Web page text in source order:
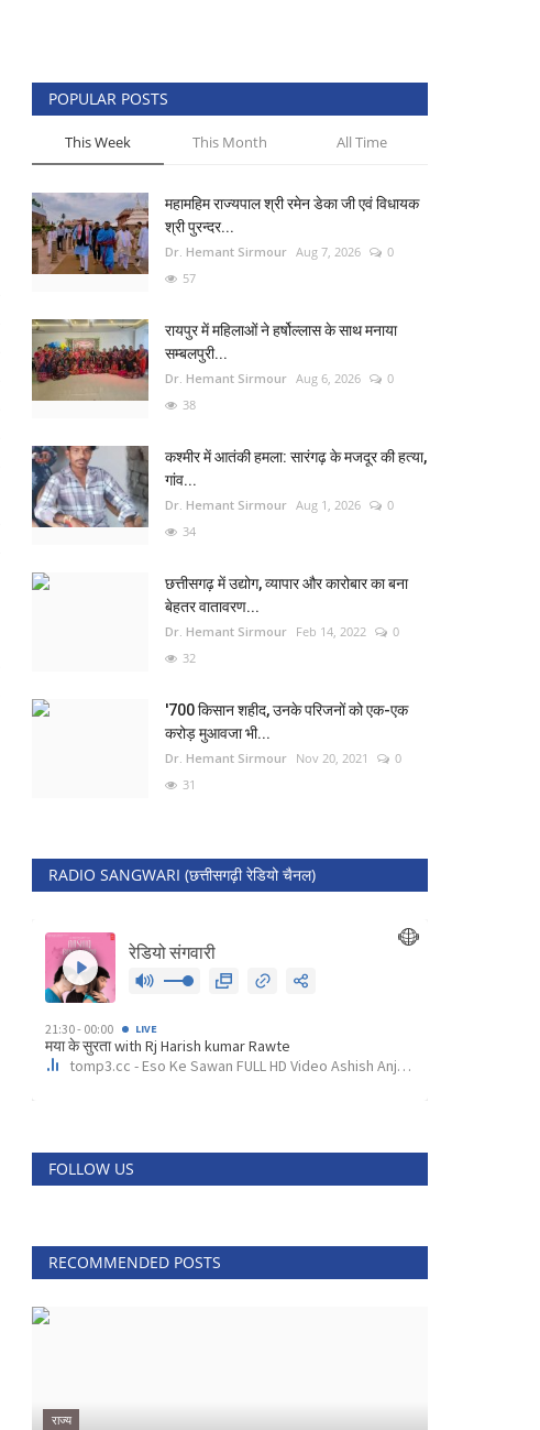
POPULAR POSTS
This Week This Month All Time
महामहिम राज्यपाल श्री रमेन डेका जी एवं विधायक
श्री पुरन्दर...
Dr. Hemant Sirmour Aug 7, 2026
0
57
रायपुर में महिलाओं ने हर्षोल्लास के साथ मनाया
सम्बलपुरी...
Dr. Hemant Sirmour Aug 6, 2026
0
38
कश्मीर में आतंकी हमला: सारंगढ़ के मजदूर की हत्या,
गांव...
Dr. Hemant Sirmour Aug 1, 2026
0
34
छत्तीसगढ़ में उद्योग, व्यापार और कारोबार का बना
बेहतर वातावरण...
Dr. Hemant Sirmour Feb 14, 2022
0
32
'700 किसान शहीद, उनके परिजनों को एक-एक
करोड़ मुआवजा भी...
Dr. Hemant Sirmour Nov 20, 2021
0
31
RADIO SANGWARI (छत्तीसगढ़ी रेडियो चैनल)
FOLLOW US
RECOMMENDED POSTS
राज्य